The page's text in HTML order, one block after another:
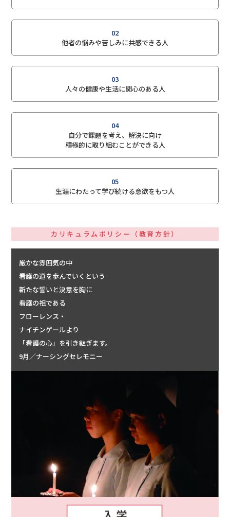
02
他者の悩みや苦しみに共感できる人
03
人々の健康や生活に関心のある人
04
自分で課題を考え、解決に向け
積極的に取り組むことができる人
05
生涯にわたって学び続ける意欲をもつ人
カリキュラムポリシー（教育方針）
厳かな雰囲気の中
看護の道を歩んでいくという
新たな誓いと決意を胸に
看護の祖である
フローレンス・
ナイチンゲールより
「看護の心」を引き継ぎます。
9月／ナーシングセレモニー